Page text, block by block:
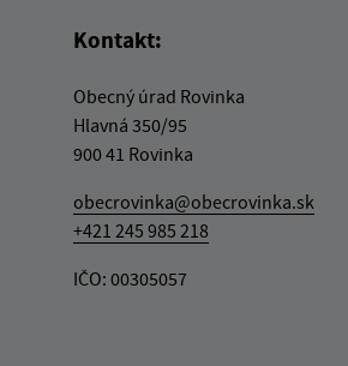
Kontakt:
Obecný úrad Rovinka
Hlavná 350/95
900 41 Rovinka
obecrovinka@obecrovinka.sk
+421 245 985 218
IČO: 00305057